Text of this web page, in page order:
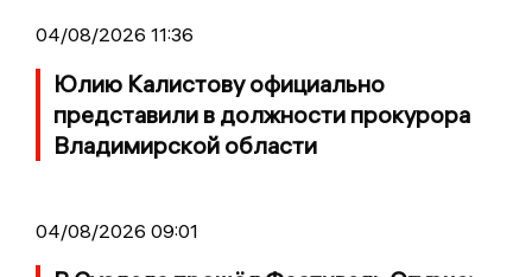
04/08/2026 11:36
Юлию Калистову официально
представили в должности прокурора
Владимирской области
04/08/2026 09:01